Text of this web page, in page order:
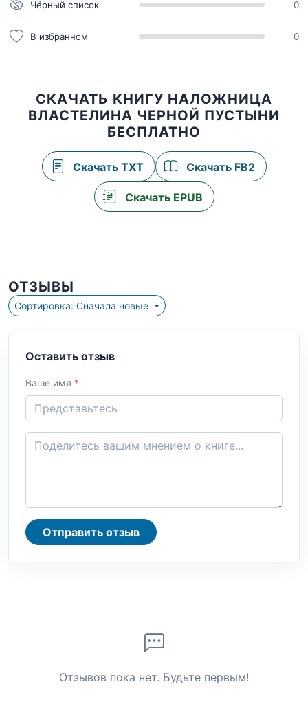
Чёрный список 0
В избранном 0
СКАЧАТЬ КНИГУ НАЛОЖНИЦА
ВЛАСТЕЛИНА ЧЕРНОЙ ПУСТЫНИ
БЕСПЛАТНО
Скачать TXT Скачать FB2
Скачать EPUB
ОТЗЫВЫ
Сортировка: Сначала новые
Оставить отзыв
Ваше имя *
Отправить отзыв
Отзывов пока нет. Будьте первым!